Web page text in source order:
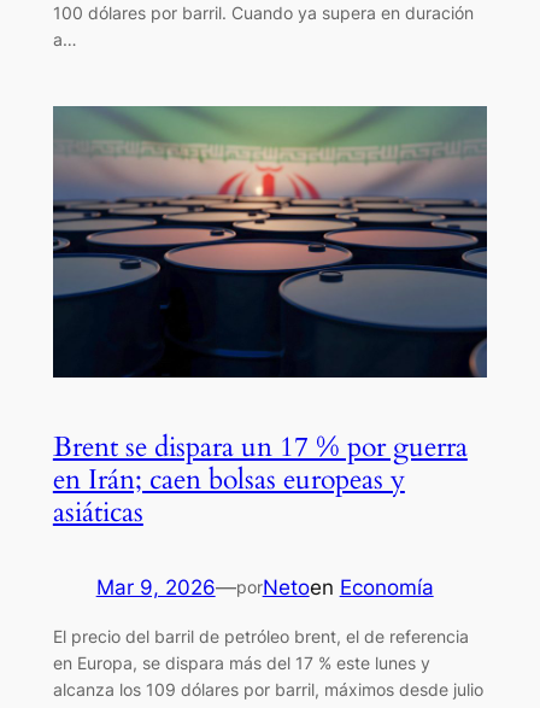
100 dólares por barril. Cuando ya supera en duración
a…
Brent se dispara un 17 % por guerra
en Irán; caen bolsas europeas y
asiáticas
Mar 9, 2026—porNetoen Economía
El precio del barril de petróleo brent, el de referencia
en Europa, se dispara más del 17 % este lunes y
alcanza los 109 dólares por barril, máximos desde julio